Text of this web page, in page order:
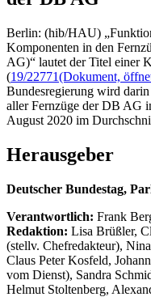
Berlin: (hib/HAU)
Komponenten in den
AG)“ lautet der Titel einer
(19/22771(Dokument,
Bundesregierung wird
aller Fernzüge der DB AG
August 2020 im
Herausgeber
Deutscher Bundestag,
Verantwortlich: Frank
Redaktion: Lisa Brüßler,
(stellv. Chefredakteur),
Claus Peter Kosfeld,
vom Dienst), Sandra
Helmut Stoltenberg,